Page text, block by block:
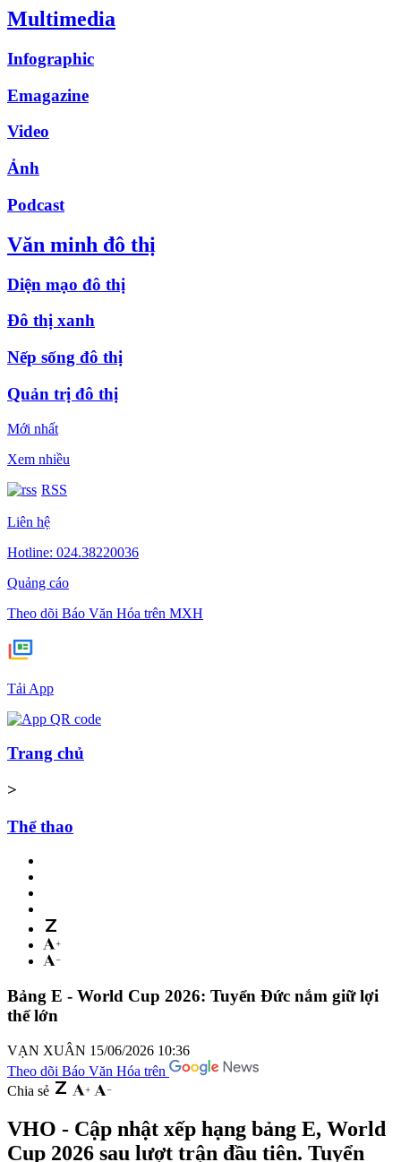
Multimedia
Infographic
Emagazine
Video
Ảnh
Podcast
Văn minh đô thị
Diện mạo đô thị
Đô thị xanh
Nếp sống đô thị
Quản trị đô thị
Mới nhất
Xem nhiều
RSS
Liên hệ
Hotline: 024.38220036
Quảng cáo
Theo dõi Báo Văn Hóa trên MXH
Tải App
Trang chủ
>
Thể thao
Bảng E - World Cup 2026: Tuyển Đức nắm giữ lợi
thế lớn
VẠN XUÂN 15/06/2026 10:36
Theo dõi Báo Văn Hóa trên
Chia sẻ
VHO - Cập nhật xếp hạng bảng E, World
Cup 2026 sau lượt trận đầu tiên. Tuyển